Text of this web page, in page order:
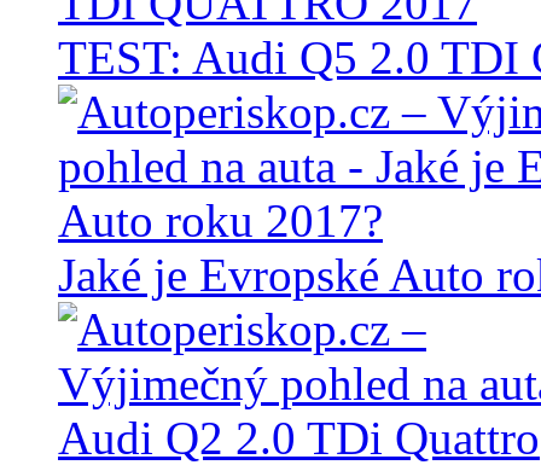
TEST: Audi Q5 2.0 TDI
Jaké je Evropské Auto